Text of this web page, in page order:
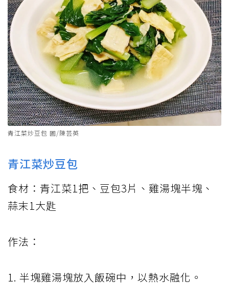
青江菜炒豆包 圖/陳芸英
青江菜炒豆包
食材：青江菜1把、豆包3片、雞湯塊半塊、
蒜末1大匙
作法：
1. 半塊雞湯塊放入飯碗中，以熱水融化。